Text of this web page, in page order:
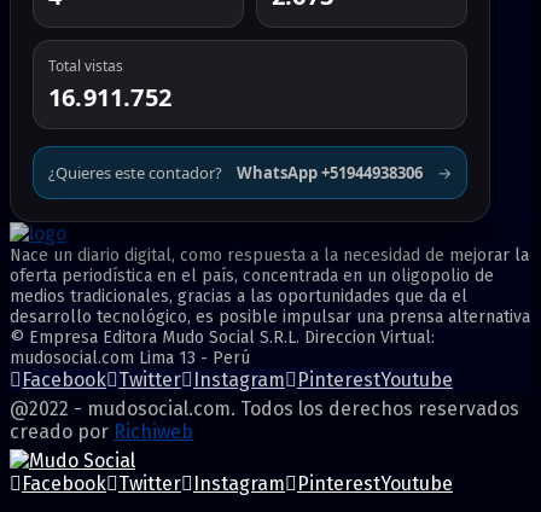
Total vistas
16.911.752
¿Quieres este contador? WhatsApp +51944938306 →
Nace un diario digital, como respuesta a la necesidad de mejorar la
oferta periodística en el país, concentrada en un oligopolio de
medios tradicionales, gracias a las oportunidades que da el
desarrollo tecnológico, es posible impulsar una prensa alternativa
© Empresa Editora Mudo Social S.R.L. Direccion Virtual:
mudosocial.com Lima 13 - Perú
Facebook Twitter Instagram PinterestYoutube
@2022 - mudosocial.com. Todos los derechos reservados
creado por Richiweb
Facebook Twitter Instagram PinterestYoutube